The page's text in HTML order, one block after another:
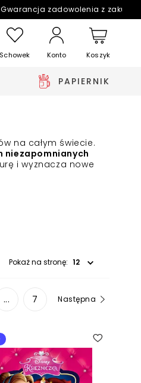
Gwarancja zadowolenia z
Schowek Konto Koszyk
PAPIERNIK
na całym świecie.
niezapomnianych
i wyznacza nowe
Pokaż na stronę:
... 7 Następna